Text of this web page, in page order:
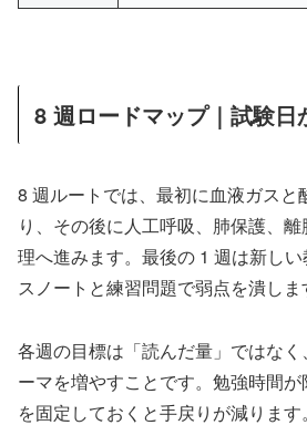
8 週ロードマップ｜試験日
8 週ルートでは、最初に血液ガスと
り、その後に人工呼吸、肺保護、
理へ進みます。最後の 1 週は新し
スノートと練習問題で弱点を潰しま
各週の目標は「読んだ量」ではな
ーマを増やすことです。勉強時間
を固定しておくと手戻りが減ります。